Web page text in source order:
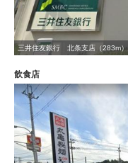
三井住友銀行 北条支店（283m）
飲食店